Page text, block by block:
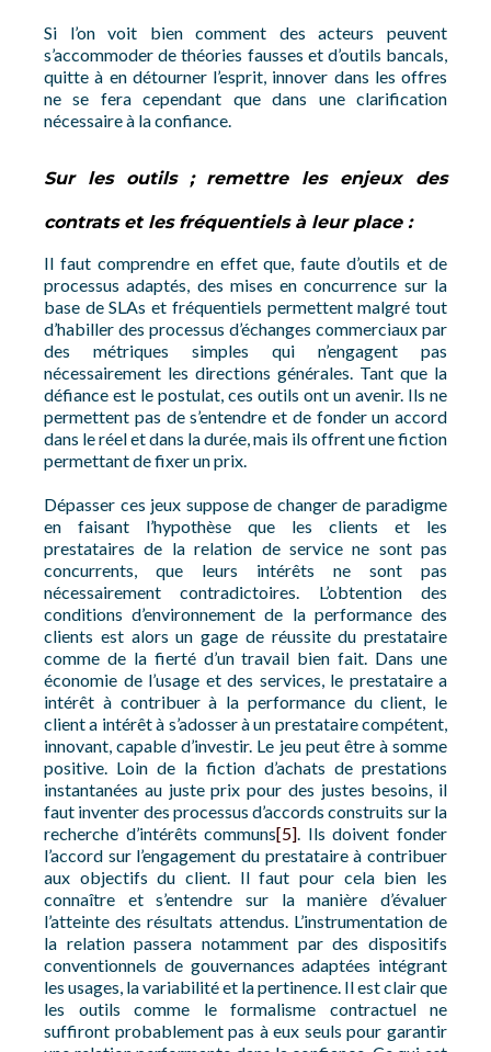
Si l’on voit bien comment des acteurs peuvent
s’accommoder de théories fausses et d’outils bancals,
quitte à en détourner l’esprit, innover dans les offres
ne se fera cependant que dans une clarification
nécessaire à la confiance.
Sur les outils ; remettre les enjeux des
contrats et les fréquentiels à leur place :
Il faut comprendre en effet que, faute d’outils et de
processus adaptés, des mises en concurrence sur la
base de SLAs et fréquentiels permettent malgré tout
d’habiller des processus d’échanges commerciaux par
des métriques simples qui n’engagent pas
nécessairement les directions générales. Tant que la
défiance est le postulat, ces outils ont un avenir. Ils ne
permettent pas de s’entendre et de fonder un accord
dans le réel et dans la durée, mais ils offrent une fiction
permettant de fixer un prix.
Dépasser ces jeux suppose de changer de paradigme
en faisant l’hypothèse que les clients et les
prestataires de la relation de service ne sont pas
concurrents, que leurs intérêts ne sont pas
nécessairement contradictoires. L’obtention des
conditions d’environnement de la performance des
clients est alors un gage de réussite du prestataire
comme de la fierté d’un travail bien fait. Dans une
économie de l’usage et des services, le prestataire a
intérêt à contribuer à la performance du client, le
client a intérêt à s’adosser à un prestataire compétent,
innovant, capable d’investir. Le jeu peut être à somme
positive. Loin de la fiction d’achats de prestations
instantanées au juste prix pour des justes besoins, il
faut inventer des processus d’accords construits sur la
recherche d’intérêts communs[5]. Ils doivent fonder
l’accord sur l’engagement du prestataire à contribuer
aux objectifs du client. Il faut pour cela bien les
connaître et s’entendre sur la manière d’évaluer
l’atteinte des résultats attendus. L’instrumentation de
la relation passera notamment par des dispositifs
conventionnels de gouvernances adaptées intégrant
les usages, la variabilité et la pertinence. Il est clair que
les outils comme le formalisme contractuel ne
suffiront probablement pas à eux seuls pour garantir